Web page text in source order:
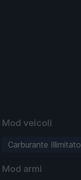
Mod veicoli
Carburante Illimitato
Mod armi